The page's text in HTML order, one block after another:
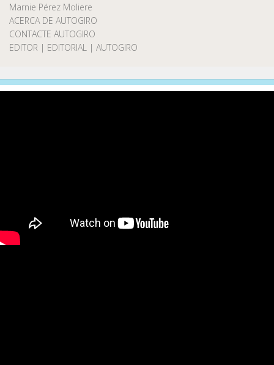
Marnie Pérez Moliere
ACERCA DE AUTOGIRO
CONTACTE AUTOGIRO
EDITOR | EDITORIAL | AUTOGIRO